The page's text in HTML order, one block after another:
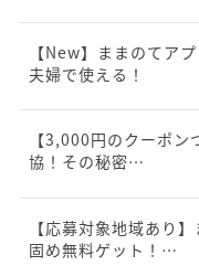
【New】ままのてア
夫婦で使える！
【3,000円のクーポ
協！その秘密…
【応募対象地域あり
固め無料ゲット！…